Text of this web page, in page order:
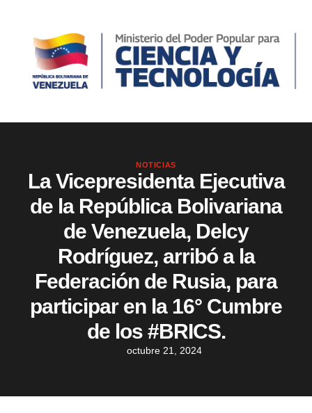
NOTICIAS
La Vicepresidenta Ejecutiva
de la República Bolivariana
de Venezuela, Delcy
Rodríguez, arribó a la
Federación de Rusia, para
participar en la 16° Cumbre
de los #BRICS.
octubre 21, 2024